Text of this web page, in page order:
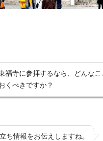
福寺に参拝するなら、どんな
くべきですか？
ち情報をお伝えしますね。